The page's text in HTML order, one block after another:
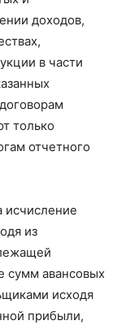
доходов,
в части
только
отчетного
исчисление
из
сумм авансовых
исходя
прибыли,